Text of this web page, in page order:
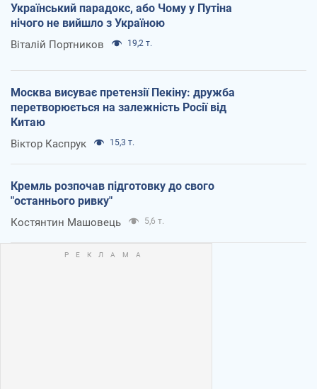
Український парадокс, або Чому у Путіна
нічого не вийшло з Україною
Віталій Портников 19,2 т.
Москва висуває претензії Пекіну: дружба
перетворюється на залежність Росії від
Китаю
Віктор Каспрук 15,3 т.
Кремль розпочав підготовку до свого
"останнього ривку"
Костянтин Машовець 5,6 т.